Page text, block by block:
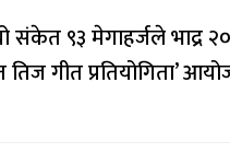
संकेत ९३ मेगाहर्जले भाद्र
तिज गीत प्रतियोगिता’